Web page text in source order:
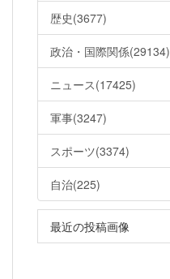
歴史(3677)
政治・国際関係(29134)
ニュース(17425)
軍事(3247)
スポーツ(3374)
自治(225)
最近の投稿画像